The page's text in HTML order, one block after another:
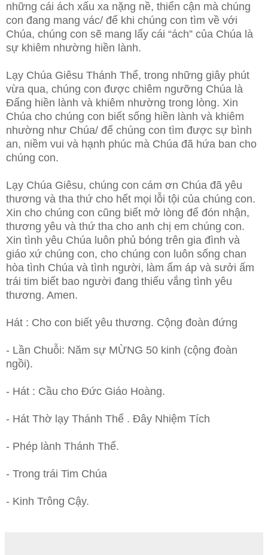
những cái ách xấu xa nặng nề, thiển cận mà chúng
con đang mang vác/ để khi chúng con tìm về với
Chúa, chúng con sẽ mang lấy cái “ách” của Chúa là
sự khiêm nhường hiền lành.
Lạy Chúa Giêsu Thánh Thể, trong những giây phút
vừa qua, chúng con được chiêm ngưỡng Chúa là
Đấng hiền lành và khiêm nhường trong lòng. Xin
Chúa cho chúng con biết sống hiền lành và khiêm
nhường như Chúa/ để chúng con tìm được sự bình
an, niềm vui và hạnh phúc mà Chúa đã hứa ban cho
chúng con.
Lạy Chúa Giêsu, chúng con cám ơn Chúa đã yêu
thương và tha thứ cho hết mọi lỗi tội của chúng con.
Xin cho chúng con cũng biết mở lòng để đón nhận,
thương yêu và thứ tha cho anh chị em chúng con.
Xin tình yêu Chúa luôn phủ bóng trên gia đình và
giáo xứ chúng con, cho chúng con luôn sống chan
hòa tình Chúa và tình người, làm ấm áp và sưởi ấm
trái tim biết bao người đang thiếu vắng tình yêu
thương. Amen.
Hát : Cho con biết yêu thương. Cộng đoàn đứng
- Lần Chuỗi: Năm sự MỪNG 50 kinh (cộng đoàn
ngồi).
- Hát : Cầu cho Đức Giáo Hoàng.
- Hát Thờ lạy Thánh Thể . Đây Nhiệm Tích
- Phép lành Thánh Thể.
- Trong trái Tim Chúa
- Kinh Trông Cậy.